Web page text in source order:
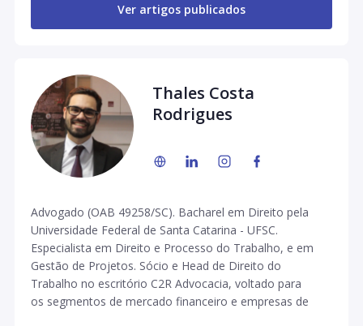
Ver artigos publicados
Thales Costa
Rodrigues
Advogado (OAB 49258/SC). Bacharel em Direito pela
Universidade Federal de Santa Catarina - UFSC.
Especialista em Direito e Processo do Trabalho, e em
Gestão de Projetos. Sócio e Head de Direito do
Trabalho no escritório C2R Advocacia, voltado para
os segmentos de mercado financeiro e empresas de